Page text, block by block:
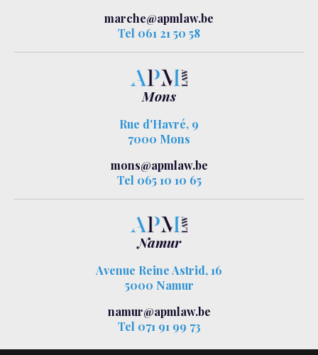
marche@apmlaw.be
Tel 061 21 50 58
Mons
Rue d'Havré, 9
7000 Mons
mons@apmlaw.be
Tel 065 10 10 65
Namur
Avenue Reine Astrid, 16
5000 Namur
namur@apmlaw.be
Tel 071 91 99 73